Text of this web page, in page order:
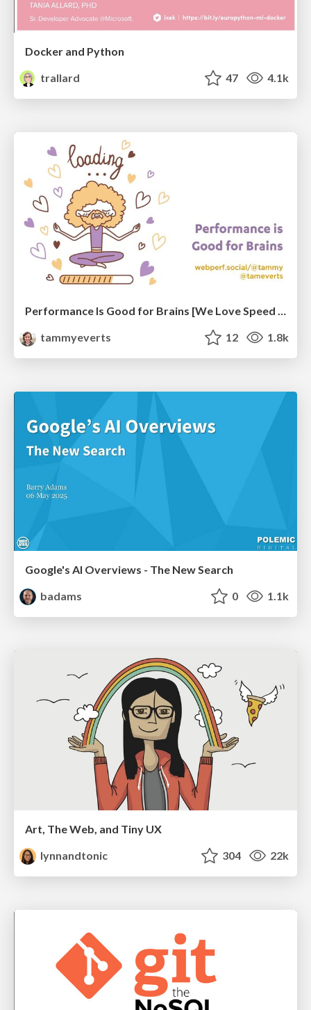
Docker and Python
trallard
47 4.1k
Performance Is Good for Brains [We Love Speed 2024]
tammyeverts
12 1.8k
Google's AI Overviews - The New Search
badams
0 1.1k
Art, The Web, and Tiny UX
lynnandtonic
304 22k